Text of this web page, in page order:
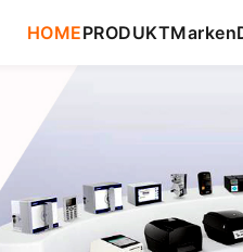
HOMEPRODUKTMarken